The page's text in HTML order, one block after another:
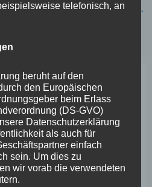
Nächster Beitrag →
ab
Stadt um Unterstützung bei
telefonisch, an
beruht auf den
den Europäischen
beim Erlass
(DS-GVO)
Datenschutzerklärung
als auch für
einfach
sein. Um dies zu
wir vorab die verwendeten